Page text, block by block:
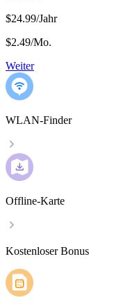
$24.99/Jahr
$2.49/Mo.
Weiter
WLAN-Finder
Offline-Karte
Kostenloser Bonus